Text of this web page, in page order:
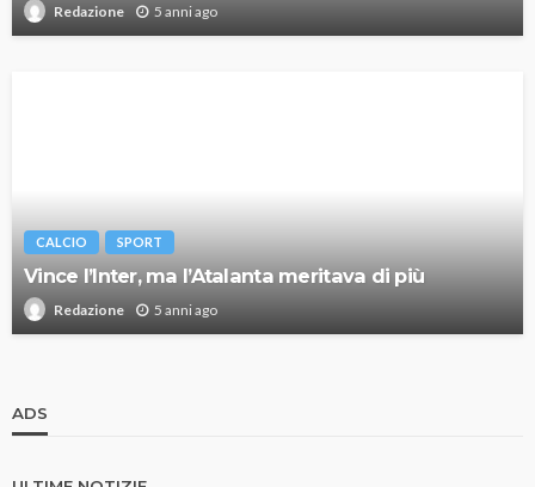
Redazione 5 anni ago
CALCIO SPORT
Vince l’Inter, ma l’Atalanta meritava di più
Redazione 5 anni ago
ADS